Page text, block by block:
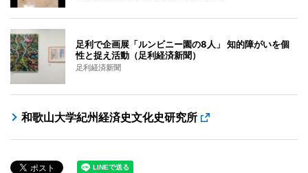
足利で企画展「ルンビニー園の8人」 知的障がいを個
性と捉え活動（足利経済新聞）
足利経済新聞
和歌山大学紀州経済史文化史研究所